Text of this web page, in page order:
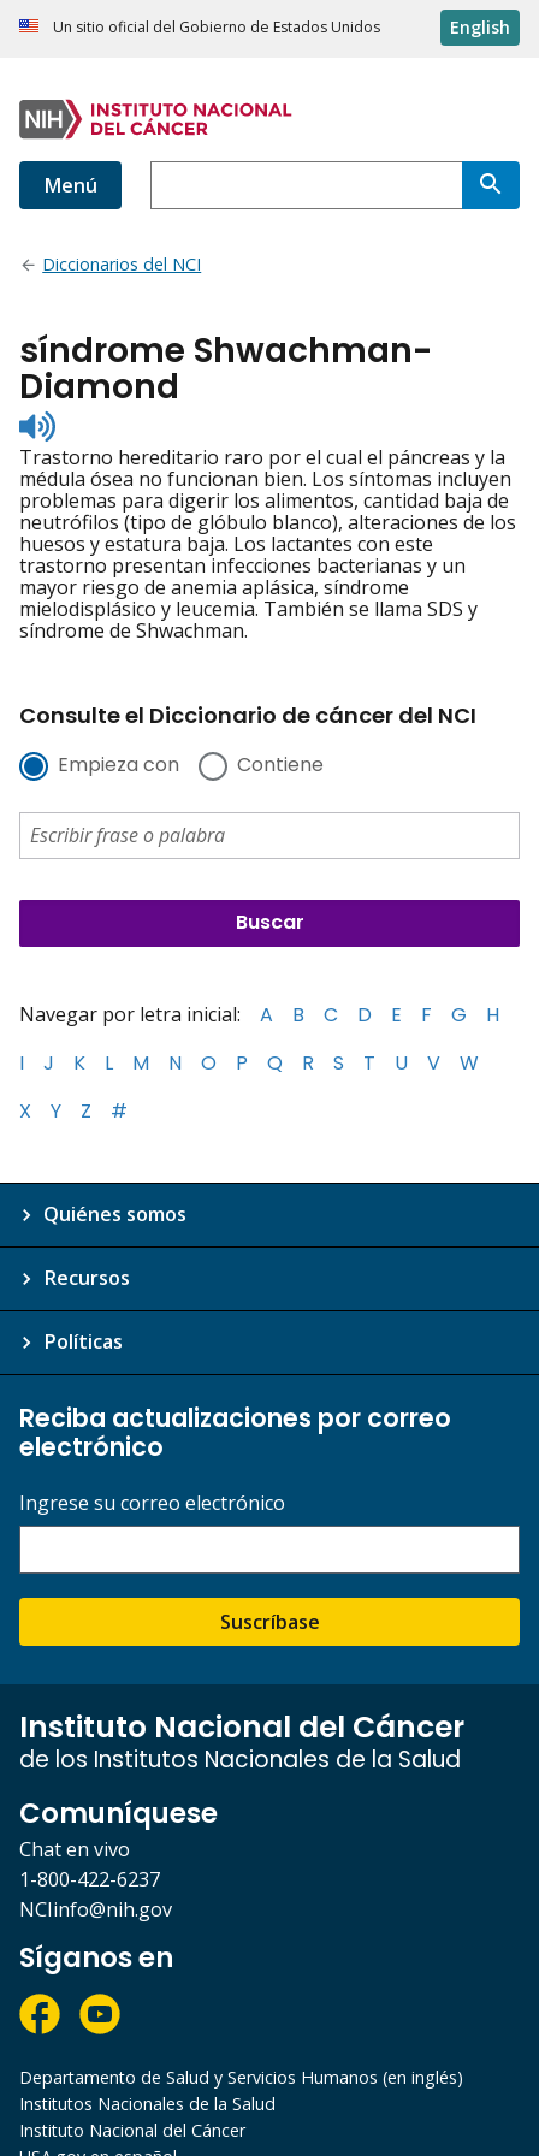
Un sitio oficial del Gobierno de Estados Unidos English
Menú
Diccionarios del NCI
síndrome Shwachman-
Diamond
Listen
to
pronunciation
Trastorno hereditario raro por el cual el páncreas y la
médula ósea no funcionan bien. Los síntomas incluyen
problemas para digerir los alimentos, cantidad baja de
neutrófilos (tipo de glóbulo blanco), alteraciones de los
huesos y estatura baja. Los lactantes con este
trastorno presentan infecciones bacterianas y un
mayor riesgo de anemia aplásica, síndrome
mielodisplásico y leucemia. También se llama SDS y
síndrome de Shwachman.
Consulte el Diccionario de cáncer del NCI
Empieza con Contiene
Navegar por letra inicial: A B C D E F G
H
I
J K L M N O P Q R S T U V
W
X
Y Z #
Quiénes somos
Recursos
Políticas
Reciba actualizaciones por correo
electrónico
Ingrese su correo electrónico
Suscríbase
Instituto Nacional del Cáncer
de los Institutos Nacionales de la Salud
Comuníquese
Chat en vivo
1-800-422-6237
NCIinfo@nih.gov
Síganos en
Departamento de Salud y Servicios Humanos (en inglés)
Institutos Nacionales de la Salud
Instituto Nacional del Cáncer